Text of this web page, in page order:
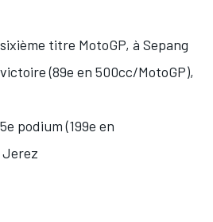
titre MotoGP, à Sepang
(89e en 500cc/MotoGP),
podium (199e en
Jerez